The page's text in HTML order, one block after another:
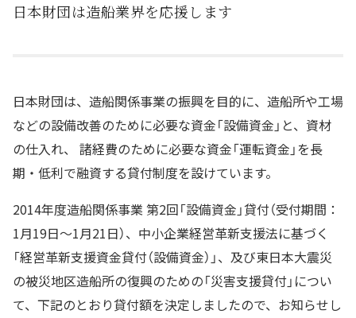
日本財団は造船業界を応援します
日本財団は、造船関係事業の振興を目的に、造船所や工場
などの設備改善のために必要な資金「設備資金」と、資材
の仕入れ、 諸経費のために必要な資金「運転資金」を長
期・低利で融資する貸付制度を設けています。
2014年度造船関係事業 第2回「設備資金」貸付（受付期間：
1月19日〜1月21日）、中小企業経営革新支援法に基づく
「経営革新支援資金貸付（設備資金）」、及び東日本大震災
の被災地区造船所の復興のための「災害支援貸付」につい
て、下記のとおり貸付額を決定しましたので、お知らせし